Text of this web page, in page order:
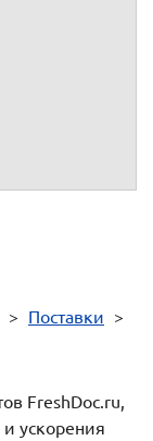
> Поставки >
FreshDoc.ru,
ускорения